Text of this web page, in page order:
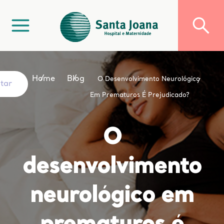
Home Blog O Desenvolvimento Neurológico
Em Prematuros É Prejudicado?
O
desenvolvimento
neurológico em